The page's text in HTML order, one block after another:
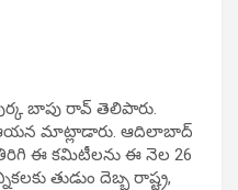
బాపు రావ్ తెలిపారు.
ఆయన మాట్లాడారు. ఆదిలాబాద్
తిరిగి ఈ కమిటీలను ఈ నెల 26
తుడుం దెబ్బ రాష్ట్ర,